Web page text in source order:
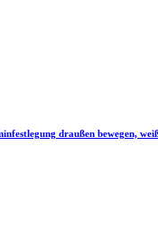
draußen bewegen,